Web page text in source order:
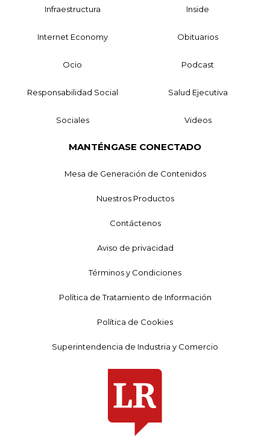
Infraestructura Inside
Internet Economy Obituarios
Ocio Podcast
Responsabilidad Social Salud Ejecutiva
Sociales Videos
MANTÉNGASE CONECTADO
Mesa de Generación de Contenidos
Nuestros Productos
Contáctenos
Aviso de privacidad
Términos y Condiciones
Política de Tratamiento de Información
Política de Cookies
Superintendencia de Industria y Comercio